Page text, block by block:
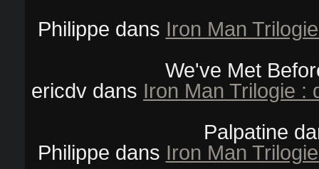
Philippe dans Iron Man
We've Met
ericdv dans Iron Man Trilogie :
Palpatine
Philippe dans Iron Man